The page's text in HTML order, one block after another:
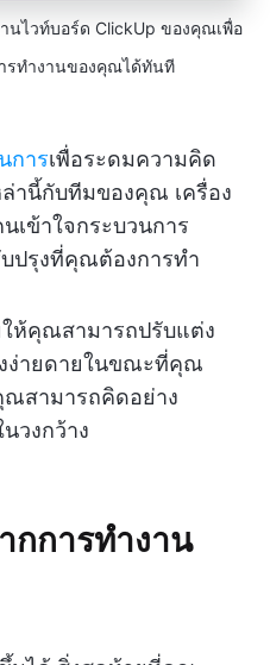
นไวท์บอร์ด ClickUp ของคุณเพื่อ
รทำงานของคุณได้ทันที
การเพื่อระดมความคิด
ล่านี้กับทีมของคุณ เครื่อง
เข้าใจกระบวนการ
ปรุงที่คุณต้องการทำ
ห้คุณสามารถปรับแต่ง
ง่ายดายในขณะที่คุณ
ณสามารถคิดอย่าง
วงกว้าง
กการทำงาน